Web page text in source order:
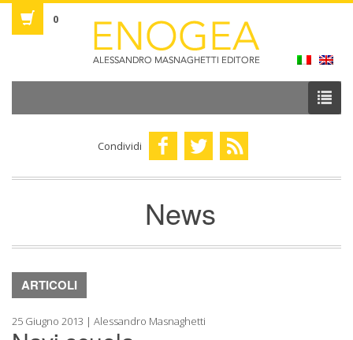
0
Condividi
News
ARTICOLI
25 Giugno 2013 | Alessandro Masnaghetti